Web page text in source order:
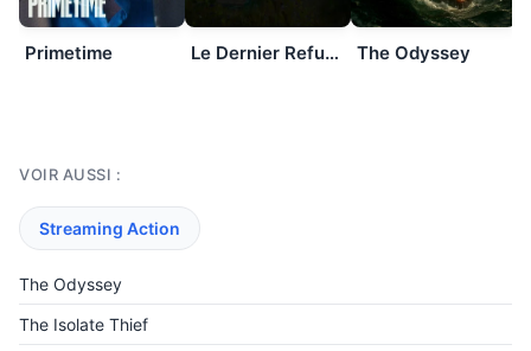
Primetime Le Dernier Refuge The Odyssey
VOIR AUSSI :
Streaming Action
The Odyssey
The Isolate Thief